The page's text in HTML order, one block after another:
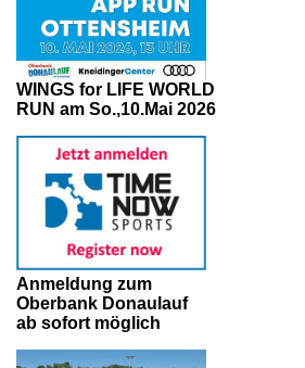
WINGS for LIFE WORLD
RUN am So.,10.Mai 2026
Anmeldung zum
Oberbank Donaulauf
ab sofort möglich